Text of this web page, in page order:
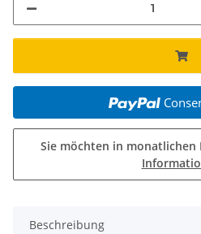
Sie möchten in monatlichen
Beschreibung